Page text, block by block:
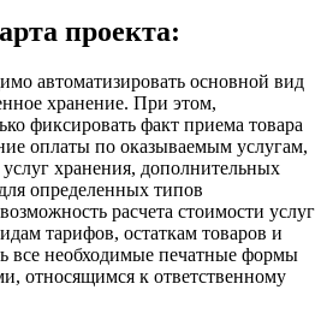
проекта:
автоматизировать основной вид
хранение. При этом,
фиксировать факт приема товара
оплаты по оказываемым услугам,
хранения, дополнительных
определенных типов
расчета стоимости услуг
тарифов, остаткам товаров и
все необходимые печатные формы
относящимся к ответственному